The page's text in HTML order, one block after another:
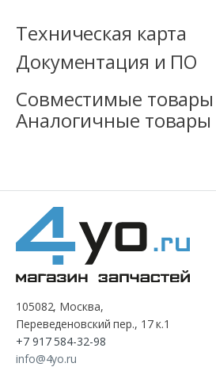
Техническая карта
Документация и ПО
Совместимые товары
Аналогичные товары
105082, Москва,
Переведеновский пер., 17 к.1
+7 917 584-32-98
info@4yo.ru